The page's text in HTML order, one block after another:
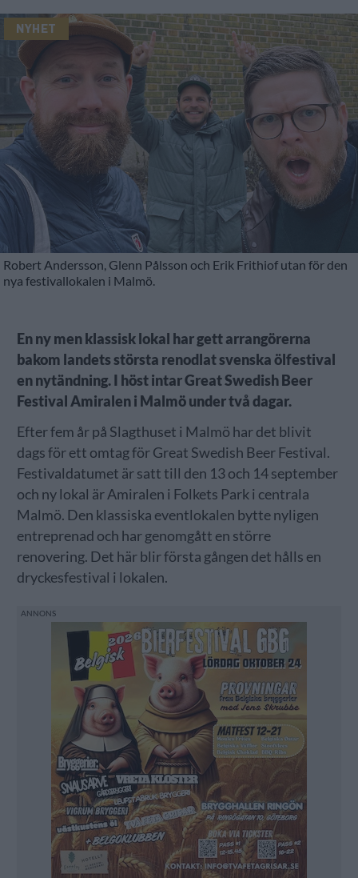
NYHET
Robert Andersson, Glenn Pålsson och Erik Frithiof utan för den
nya festivallokalen i Malmö.
En ny men klassisk lokal har gett arrangörerna
bakom landets största renodlat svenska ölfestival
en nytändning. I höst intar Great Swedish Beer
Festival Amiralen i Malmö under två dagar.
Efter fem år på Slagthuset i Malmö har det blivit
dags för ett omtag för Great Swedish Beer Festival.
Festivaldatumet är satt till den 13 och 14 september
och ny lokal är Amiralen i Folkets Park i centrala
Malmö. Den klassiska eventlokalen bytte nyligen
entreprenad och har genomgått en större
renovering. Det här blir första gången det hålls en
dryckesfestival i lokalen.